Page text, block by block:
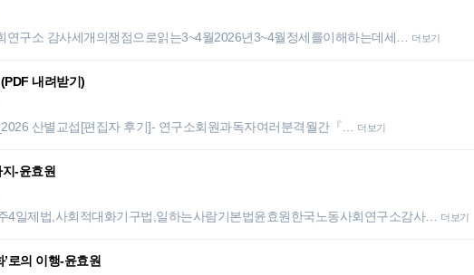
연구소 감사세개의쟁점으로읽는3~4월2026년3~4월정세를이해하는데세…
더보기
내려받기)
산별교섭[편집자 후기]- 연구소회원과독자여러분격월간『…
더보기
-윤효원
4일제법,사회적대화기구법,일하는사람기본법윤효원한국노동사회연구소감사…
더보기
로의 이행-윤효원